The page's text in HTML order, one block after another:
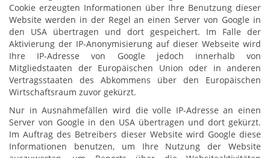
Cookie erzeugten Informationen über Ihre Benutzung dieser
Website werden in der Regel an einen Server von Google in
den USA übertragen und dort gespeichert. Im Falle der
Aktivierung der IP-Anonymisierung auf dieser Webseite wird
Ihre IP-Adresse von Google jedoch innerhalb von
Mitgliedstaaten der Europäischen Union oder in anderen
Vertragsstaaten des Abkommens über den Europäischen
Wirtschaftsraum zuvor gekürzt.
Nur in Ausnahmefällen wird die volle IP-Adresse an einen
Server von Google in den USA übertragen und dort gekürzt.
Im Auftrag des Betreibers dieser Website wird Google diese
Informationen benutzen, um Ihre Nutzung der Website